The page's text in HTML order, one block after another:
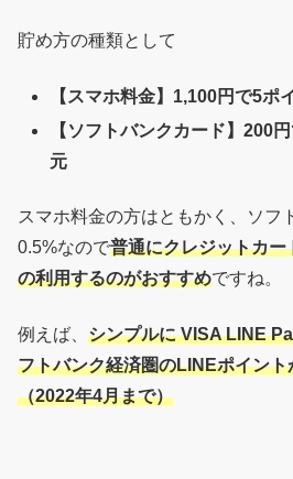
貯め方の種類として
【スマホ料金】1,100円で5ポ
【ソフトバンクカード】200
元
スマホ料金の方はともかく、ソフ
0.5%なので普通にクレジットカ
の利用するのがおすすめですね。
例えば、 シンプルに VISA LINE
フトバンク経済圏のLINEポイン
（2022年4月まで）